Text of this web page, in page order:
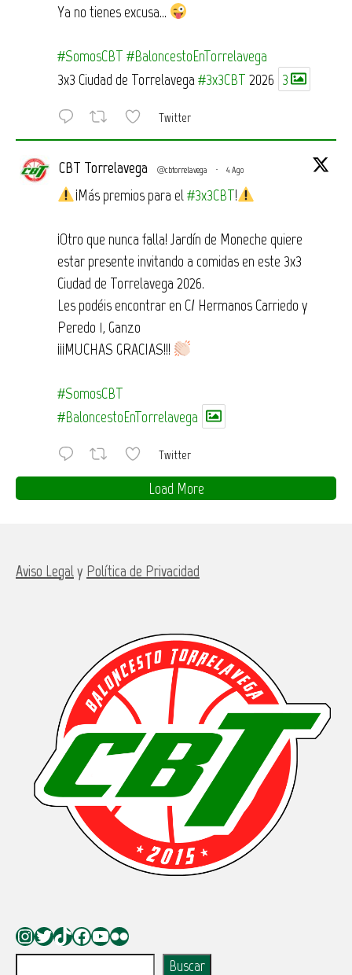
Ya no tienes excusa…
#SomosCBT #BaloncestoEnTorrelavega
3x3 Ciudad de Torrelavega #3x3CBT 2026 3
Twitter
CBT Torrelavega @cbtorrelavega · 4 Ago
¡Más premios para el#3x3CBT!
¡Otro que nunca falla! Jardín de Moneche quiere
estar presente invitando a comidas en este 3x3
Ciudad de Torrelavega 2026.
Les podéis encontrar en C/ Hermanos Carriedo y
Peredo 1, Ganzo
¡¡¡MUCHAS GRACIAS!!!
#SomosCBT
#BaloncestoEnTorrelavega
Twitter
Load More
Aviso Legaly Política de Privacidad
Instagram
Twitter
TikTokFacebook
YouTube
Flickr
Buscar Buscar